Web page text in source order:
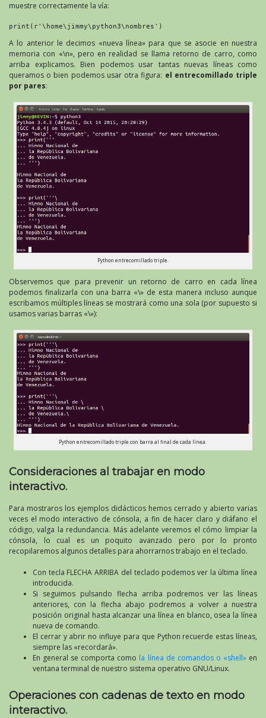
muestre correctamente la vía:
print(r'\home\jimmy\python3\nombres')
A lo anterior le decimos «nueva línea» para que se asocie en nuestra
memoria con «\n», pero en realidad se llama retorno de carro, como
arriba explicamos. Bien podemos usar tantas nuevas líneas como
queramos o bien podemos usar otra figura: el entrecomillado triple
por pares:
Python entrecomillado triple.
Observemos que para prevenir un retorno de carro en cada línea
podemos finalizarla con una barra «\» de esta manera incluso aunque
escribamos múltiples líneas se mostrará como una sola (por supuesto si
usamos varias barras «\»):
Python entrecomillado triple con barra al final de cada línea.
Consideraciones al trabajar en modo
interactivo.
Para mostraros los ejemplos didácticos hemos cerrado y abierto varias
veces el modo interactivo de cónsola, a fin de hacer claro y diáfano el
código, valga la redundancia. Más adelante veremos el cómo limpiar la
cónsola, lo cual es un poquito avanzado pero por lo pronto
recopilaremos algunos detalles para ahorrarnos trabajo en el teclado.
Con tecla FLECHA ARRIBA del teclado podemos ver la última línea
introducida.
Si seguimos pulsando flecha arriba podremos ver las líneas
anteriores, con la flecha abajo podremos a volver a nuestra
posición original hasta alcanzar una línea en blanco, osea la línea
nueva de comando.
El cerrar y abrir no influye para que Python recuerde estas líneas,
siempre las «recordará».
En general se comporta como la línea de comandos o «shell»en
ventana terminal de nuestro sistema operativo GNU/Linux.
Operaciones con cadenas de texto en modo
interactivo.